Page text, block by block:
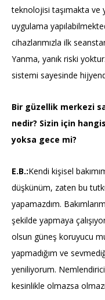
teknolojisi taşımakta ve
uygulama
cihazlarımızla ilk
Yanma, yanık riski
sistemi sayesinde
Bir güzellik merkezi
nedir? Sizin için
yoksa gece mi?
E.B.:Kendi kişisel
düşkünüm, zaten bu
yapamazdım.
şekilde yapmaya
olsun güneş koruyucu
yapmadığım ve
yeniliyorum.
kesinlikle olmazsa